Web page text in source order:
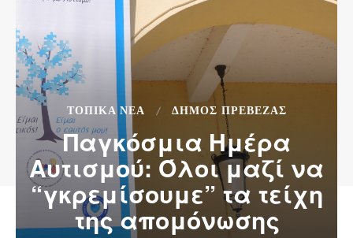
ΤΟΠΙΚΆ ΝΈΑ ΔΉΜΟΣ ΠΡΈΒΕΖΑΣ
Παγκόσμια Ημέρα
Αυτισμού: Όλοι μαζί να
“γκρεμίσουμε” τα τείχη
της απομόνωσης